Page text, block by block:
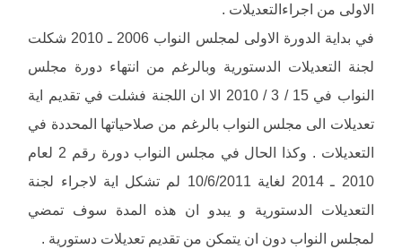
الاولى من اجراءالتعديلات .
في بداية الدورة الاولى لمجلس النواب 2006 ـ 2010 شكلت
لجنة التعديلات الدستورية وبالرغم من انتهاء دورة مجلس
النواب في 15 / 3 / 2010 الا ان اللجنة فشلت في تقديم اية
تعديلات الى مجلس النواب بالرغم من صلاحياتها المحددة في
التعديلات . وكذا الحال في مجلس النواب دورة رقم 2 لعام
2010 ـ 2014 لغاية 10/6/2011 لم تشكل اية لاجراء لجنة
التعديلات الدستورية و يبدو ان هذه المدة سوف تمضي
لمجلس النواب دون ان يتمكن من تقديم تعديلات دستورية .